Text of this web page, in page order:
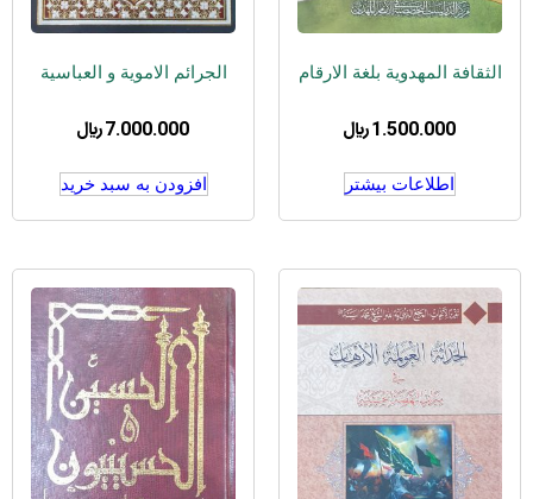
الثقافة المهدویة بلغة الارقام
1.500.000 ﷼
اطلاعات بیشتر
الجرائم الامویة و العباسیة
7.000.000 ﷼
افزودن به سبد خرید